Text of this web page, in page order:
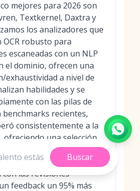
mejores para 2026 son
Textkernel, Daxtra y
los analizadores que
robusto para
escaneadas con un NLP
el dominio, ofrecen una
exhaustividad a nivel de
habilidades y se
con las pilas de
benchmarks recientes,
consistentemente a la
ofreciendo una selección
hasta 3 veces más rápida
precisión en
las revisiones
feedback un 95% más
Buscar